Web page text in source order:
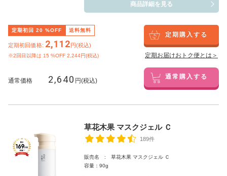
商品詳細を見る
定期初回 20 %OFF 送料無料
定期初回価格: 2,112円(税込)
※2回目以降は 15 %OFF 2,244円(税込)
定期購入する
定期お届けおトク便とは＞
通常価格 2,640 円(税込) 通常購入する
草花木果 マスクジェル Ｃ
189件
販売名 : 草花木果 マスクジェル Ｃ
容量：90g